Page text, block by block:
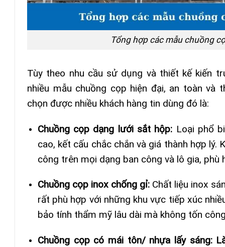
Tổng hợp các mẫu chuồng
Tùy theo nhu cầu sử dụng và thiết kế kiến
nhiều mẫu chuồng cọp hiện đại, an toàn và
chọn được nhiều khách hàng tin dùng đó là:
Chuồng cọp dạng lưới sắt hộp: Loại phổ
cao, kết cấu chắc chắn và giá thành hợp lý.
công trên mọi dạng ban công và lô gia, phù
Chuồng cọp inox chống gỉ: Chất liệu inox
rất phù hợp với những khu vực tiếp xúc
bảo tính thẩm mỹ lâu dài mà không tốn
Chuồng cọp có mái tôn/ nhựa lấy sáng: